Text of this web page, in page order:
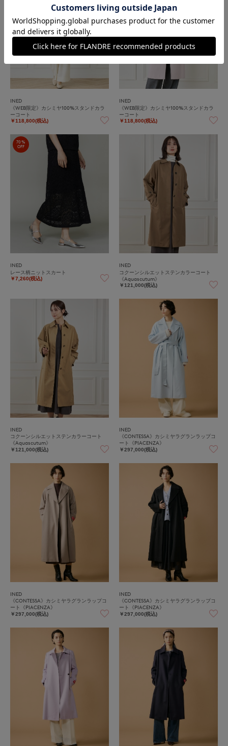
INED
《WEB限定》カシミヤ100%スタンドカラ
ーコート
￥118,800(税込)
INED
《WEB限定》カシミヤ100%スタンドカラ
ーコート
￥118,800(税込)
70%
OFF
INED
レース柄ニットスカート
￥7,260(税込)
INED
コクーンシルエットステンカラーコート
《Aquascutum》
￥121,000(税込)
INED
コクーンシルエットステンカラーコート
《Aquascutum》
￥121,000(税込)
INED
《CONTESSA》カシミヤラグランラップコ
ート《PIACENZA》
￥297,000(税込)
INED
《CONTESSA》カシミヤラグランラップコ
ート《PIACENZA》
￥297,000(税込)
INED
《CONTESSA》カシミヤラグランラップコ
ート《PIACENZA》
￥297,000(税込)